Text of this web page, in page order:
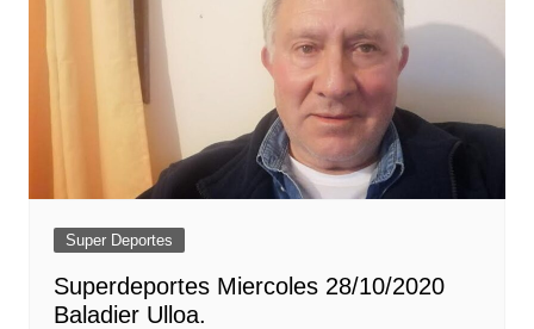
Super Deportes
Superdeportes Miercoles 28/10/2020
Baladier Ulloa.